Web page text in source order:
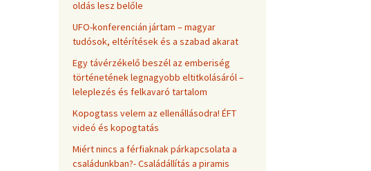
oldás lesz belőle
UFO-konferencián jártam – magyar
tudósok, eltérítések és a szabad akarat
Egy távérzékelő beszél az emberiség
történetének legnagyobb eltitkolásáról –
leleplezés és felkavaró tartalom
Kopogtass velem az ellenállásodra! ÉFT
videó és kopogtatás
Miért nincs a férfiaknak párkapcsolata a
családunkban?- Családállítás a piramis